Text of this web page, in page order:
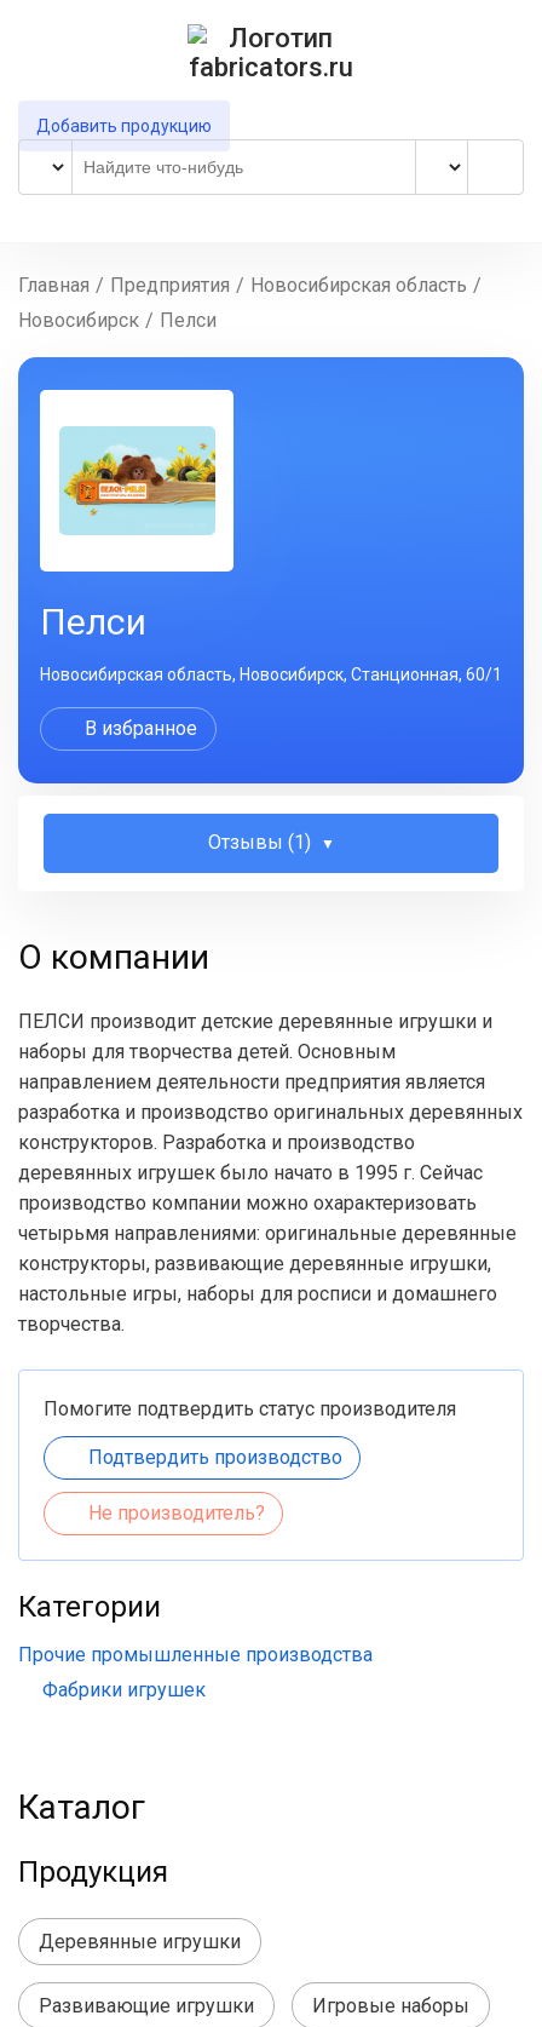
Добавить продукцию
Главная / Предприятия / Новосибирская область /
Новосибирск / Пелси
Пелси
Новосибирская область, Новосибирск, Станционная, 60/1
В избранное
Отзывы (1)
О компании
ПЕЛСИ производит детские деревянные игрушки и
наборы для творчества детей. Основным
направлением деятельности предприятия является
разработка и производство оригинальных деревянных
конструкторов. Разработка и производство
деревянных игрушек было начато в 1995 г. Сейчас
производство компании можно охарактеризовать
четырьмя направлениями: оригинальные деревянные
конструкторы, развивающие деревянные игрушки,
настольные игры, наборы для росписи и домашнего
творчества.
Помогите подтвердить статус производителя
Подтвердить производство
Не производитель?
Категории
Прочие промышленные производства
Фабрики игрушек
Каталог
Продукция
Деревянные игрушки
Развивающие игрушки Игровые наборы